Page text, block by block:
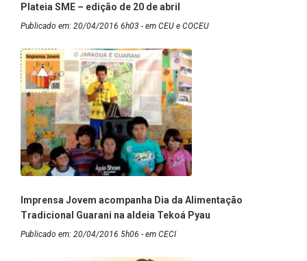
Plateia SME – edição de 20 de abril
Publicado em: 20/04/2016 6h03 - em CEU e COCEU
Imprensa Jovem acompanha Dia da Alimentação
Tradicional Guarani na aldeia Tekoá Pyau
Publicado em: 20/04/2016 5h06 - em CECI